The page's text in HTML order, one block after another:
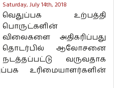
Saturday, July 14th, 2018
வெதுப்பக உற்பத்தி
பொருட்களின்
விலைகளை அதிகரிப்பது
தொடர்பில் ஆலோசனை
நடத்தப்பட்டு வருவதாக
உரிமையாளர்களின்